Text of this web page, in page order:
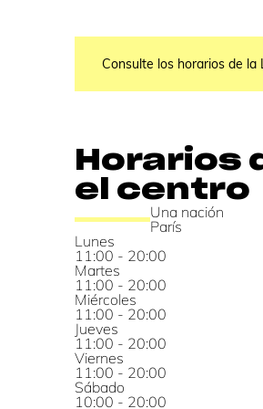
Consulte los horarios de la
Horarios
el centro
Una nación
París
Lunes
11:00 - 20:00
Martes
11:00 - 20:00
Miércoles
11:00 - 20:00
Jueves
11:00 - 20:00
Viernes
11:00 - 20:00
Sábado
10:00 - 20:00